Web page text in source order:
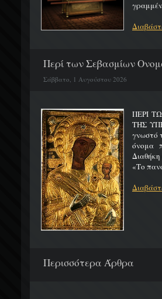
Περί των Σεβασμίων
Σάββατο, 1 Αυγούστου 2026
ΠΕΡΙ
ΤΗΣ
γνωστό
όνομα
«Το
Περισσότερα Άρθρα